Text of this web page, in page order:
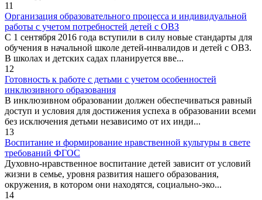
11
Организация образовательного процесса и индивидуальной
работы с учетом потребностей детей с ОВЗ
С 1 сентября 2016 года вступили в силу новые стандарты для
обучения в начальной школе детей-инвалидов и детей с ОВЗ.
В школах и детских садах планируется вве...
12
Готовность к работе с детьми с учетом особенностей
инклюзивного образования
В инклюзивном образовании должен обеспечиваться равный
доступ и условия для достижения успеха в образовании всеми
без исключения детьми независимо от их инди...
13
Воспитание и формирование нравственной культуры в свете
требований ФГОС
Духовно-нравственное воспитание детей зависит от условий
жизни в семье, уровня развития нашего образования,
окружения, в котором они находятся, социально-эко...
14